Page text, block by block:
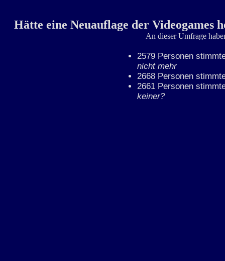
Hätte eine Neuauflage der Videogames
An dieser Umfrage
2579 Personen
nicht mehr
2668 Personen
2661 Personen
keiner?